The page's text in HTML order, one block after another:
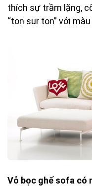
thích sự trầm lặng,
“ton sur ton” với
Vỏ bọc ghế sofa có